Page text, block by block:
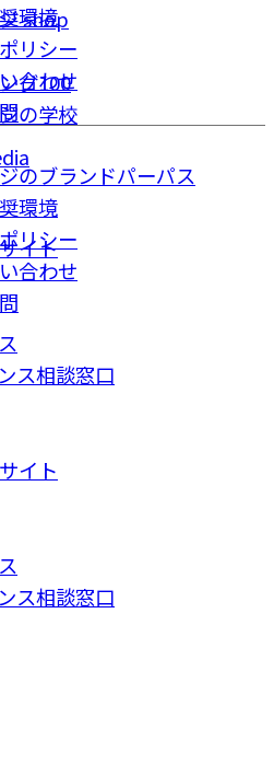
shop
グ100
の学校
環境
リシー
合わせ
のブランドパーパス
環境
リシー
合わせ
イト
ス相談窓⼝
イト
ス相談窓⼝